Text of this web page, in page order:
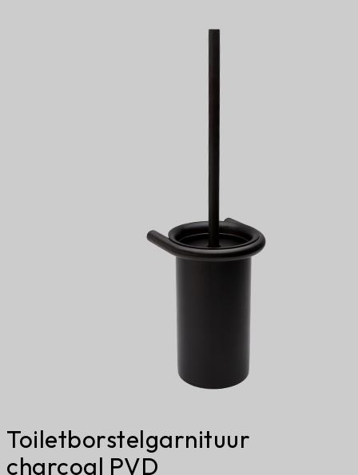
Toiletborstelgarnituur
charcoal PVD